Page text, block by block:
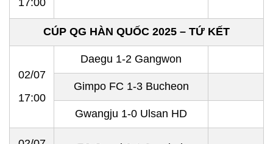
17:00
CÚP QG HÀN QUỐC 2025 – TỨ KẾT
02/07
17:00
Daegu 1-2 Gangwon
Gimpo FC 1-3 Bucheon
Gwangju 1-0 Ulsan HD